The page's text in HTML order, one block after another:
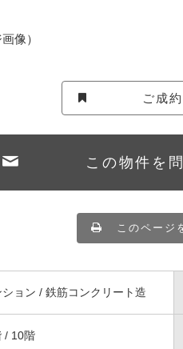
像）
ご成
この物件を
このページ
ション / 鉄筋コンクリート造
/ 10階